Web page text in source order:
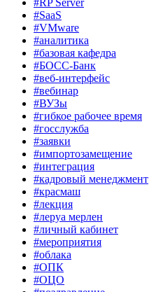
#RP Server
#SaaS
#VMware
#аналитика
#базовая кафедра
#БОСС-Банк
#веб-интерфейс
#вебинар
#ВУЗы
#гибкое рабочее время
#госслужба
#заявки
#импортозамещение
#интеграция
#кадровый менеджмент
#красмаш
#лекция
#леруа мерлен
#личный кабинет
#мероприятия
#облака
#ОПК
#ОЦО